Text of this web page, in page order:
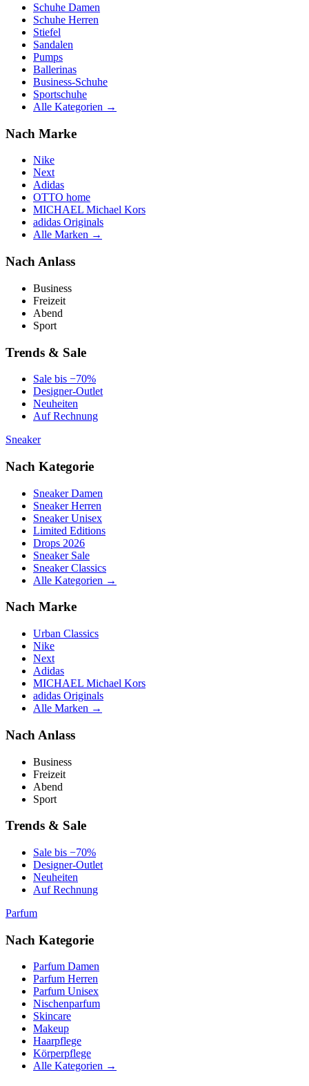
Schuhe Damen
Schuhe Herren
Stiefel
Sandalen
Pumps
Ballerinas
Business-Schuhe
Sportschuhe
Alle Kategorien →
Nach Marke
Nike
Next
Adidas
OTTO home
MICHAEL Michael Kors
adidas Originals
Alle Marken →
Nach Anlass
Business
Freizeit
Abend
Sport
Trends & Sale
Sale bis −70%
Designer-Outlet
Neuheiten
Auf Rechnung
Sneaker
Nach Kategorie
Sneaker Damen
Sneaker Herren
Sneaker Unisex
Limited Editions
Drops 2026
Sneaker Sale
Sneaker Classics
Alle Kategorien →
Nach Marke
Urban Classics
Nike
Next
Adidas
MICHAEL Michael Kors
adidas Originals
Alle Marken →
Nach Anlass
Business
Freizeit
Abend
Sport
Trends & Sale
Sale bis −70%
Designer-Outlet
Neuheiten
Auf Rechnung
Parfum
Nach Kategorie
Parfum Damen
Parfum Herren
Parfum Unisex
Nischenparfum
Skincare
Makeup
Haarpflege
Körperpflege
Alle Kategorien →